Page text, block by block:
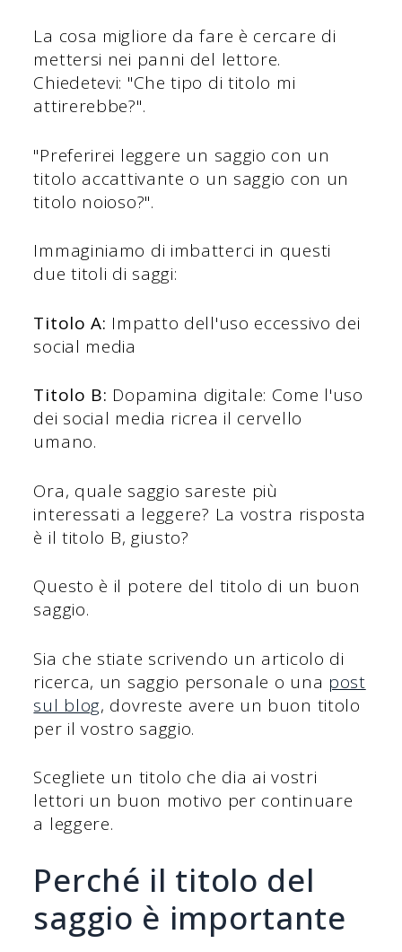
La cosa migliore da fare è cercare di
mettersi nei panni del lettore.
Chiedetevi: "Che tipo di titolo mi
attirerebbe?".
"Preferirei leggere un saggio con un
titolo accattivante o un saggio con un
titolo noioso?".
Immaginiamo di imbatterci in questi
due titoli di saggi:
Titolo A: Impatto dell'uso eccessivo dei
social media
Titolo B: Dopamina digitale: Come l'uso
dei social media ricrea il cervello
umano.
Ora, quale saggio sareste più
interessati a leggere? La vostra risposta
è il titolo B, giusto?
Questo è il potere del titolo di un buon
saggio.
Sia che stiate scrivendo un articolo di
ricerca, un saggio personale o una post
sul blog, dovreste avere un buon titolo
per il vostro saggio.
Scegliete un titolo che dia ai vostri
lettori un buon motivo per continuare
a leggere.
Perché il titolo del
saggio è importante